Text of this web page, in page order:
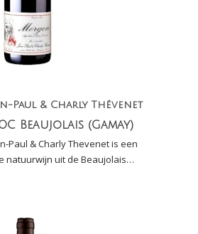
Paul & Charly Thévenet
Beaujolais (Gamay)
Paul & Charly Thevenet is een
natuurwijn uit de Beaujolais
Gamay. Finalewijn